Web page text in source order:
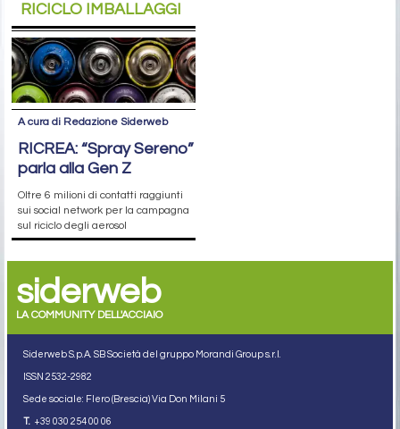
RICICLO IMBALLAGGI
A cura di Redazione Siderweb
RICREA: “Spray Sereno”
parla alla Gen Z
Oltre 6 milioni di contatti raggiunti
sui social network per la campagna
sul riciclo degli aerosol
siderweb
LA COMMUNITY DELL'ACCIAIO
Siderweb S.p.A. SB Società del gruppo Morandi Group s.r.l.
ISSN 2532-2982
Sede sociale: Flero (Brescia) Via Don Milani 5
T. +39 030 254 00 06